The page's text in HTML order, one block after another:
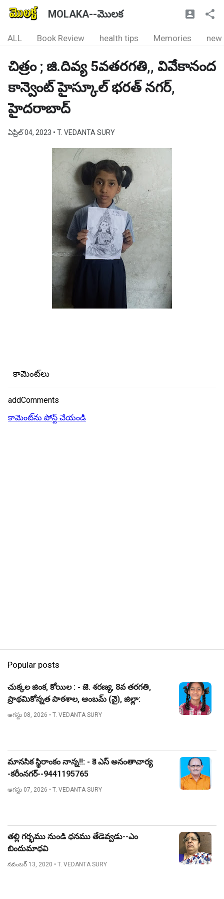
MOLAKA--మొలక
ALL Book Review health tips Memories new
చిత్రం ; జి.దివ్య 5వతరగతి,, వివేకానంద
కాన్వెంట్ హైస్కూల్ భరత్ నగర్,
హైదరాబాద్
ఏప్రిల్ 04, 2023 • T. VEDANTA SURY
కామెంట్‌లు
addComments
కామెంట్‌ను పోస్ట్ చేయండి
Popular posts
చుక్కల జింక, కోయిల : - జె. శరణ్య, 8వ తరగతి,
ప్రాథమికోన్నత పాఠశాల, ఆంబమ్ (వై), జిల్లా:
నిజామాబాద్.
ఆగస్టు 08, 2026 • T. VEDANTA SURY
మానసిక స్థిరాంకం నాన్న!!: - కె ఎస్ అనంతాచార్య
-కరీంనగర్--9441195765
ఆగస్టు 07, 2026 • T. VEDANTA SURY
తల్లి గర్భము నుండి ధనము తేడెవ్వడు--ఎం
బిందుమాధవి
నవంబర్ 13, 2020 • T. VEDANTA SURY